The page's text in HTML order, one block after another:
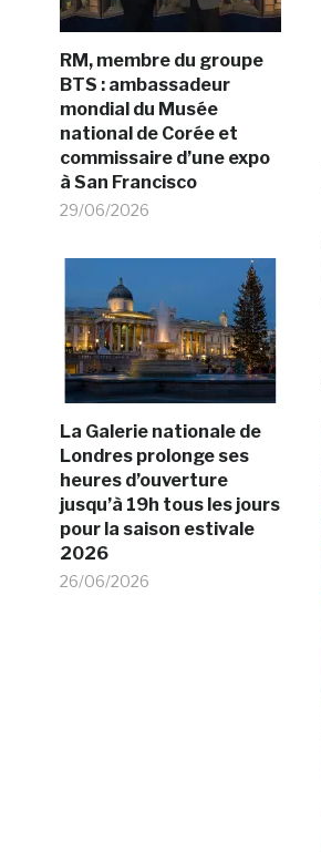
RM, membre du groupe
BTS : ambassadeur
mondial du Musée
national de Corée et
commissaire d’une expo
à San Francisco
29/06/2026
La Galerie nationale de
Londres prolonge ses
heures d’ouverture
jusqu’à 19h tous les jours
pour la saison estivale
2026
26/06/2026